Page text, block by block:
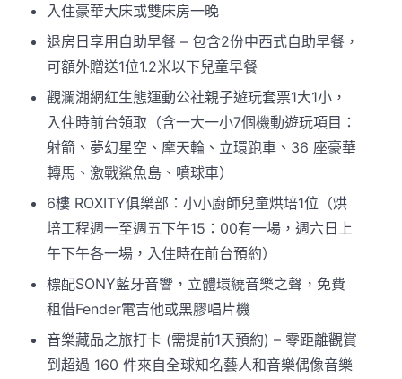
入住豪華大床或雙床房一晚
退房日享用自助早餐 – 包含2份中西式自助早餐，
可額外贈送1位1.2米以下兒童早餐
觀瀾湖網紅生態運動公社親子遊玩套票1大1小，
入住時前台領取（含一大一小7個機動遊玩項目：
射箭、夢幻星空、摩天輪、立環跑車、36 座豪華
轉馬、激戰鯊魚島、噴球車）
6樓 ROXITY俱樂部：小小廚師兒童烘培1位（烘
培工程週一至週五下午15：00有一場，週六日上
午下午各一場，入住時在前台預約）
標配SONY藍牙音響，立體環繞音樂之聲，免費
租借Fender電吉他或黑膠唱片機
音樂藏品之旅打卡 (需提前1天預約) – 零距離觀賞
到超過 160 件來自全球知名藝人和音樂偶像音樂